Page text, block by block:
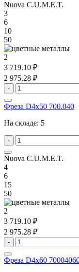
Nuova C.U.M.E.T.
3
6
10
50
2
3 719.10 ₽
2 975.28 ₽
-
Фреза D4x50 700.040
На складе: 5
-
Nuova C.U.M.E.T.
4
6
15
50
2
3 719.10 ₽
2 975.28 ₽
-
Фреза D4x60